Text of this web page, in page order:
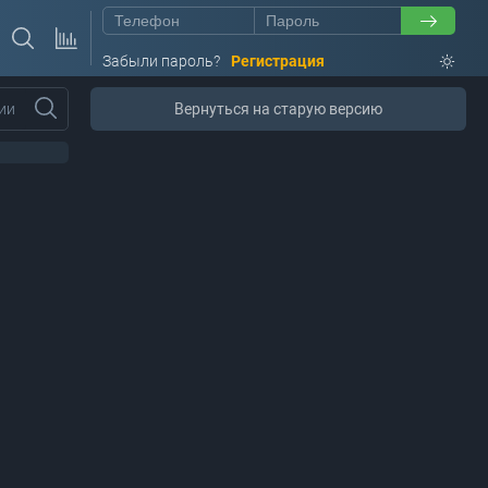
Забыли пароль? Регистрация
Вернуться на старую версию